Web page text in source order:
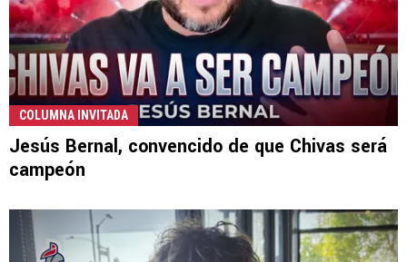
COLUMNA INVITADA
Jesús Bernal, convencido de que Chivas será
campeón